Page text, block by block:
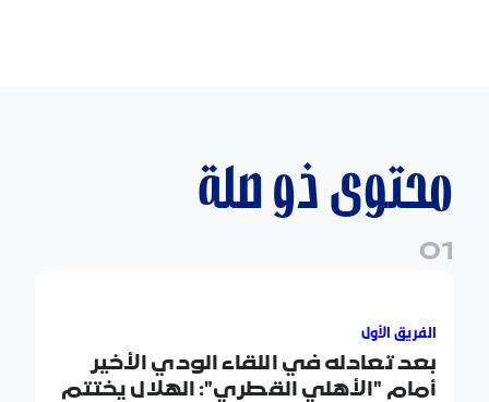
محتوى ذو صلة
01
الفريق الأول
بعد تعادله في اللقاء الودي الأخير
أمام "الأهلي القطري": الهلال يختتم